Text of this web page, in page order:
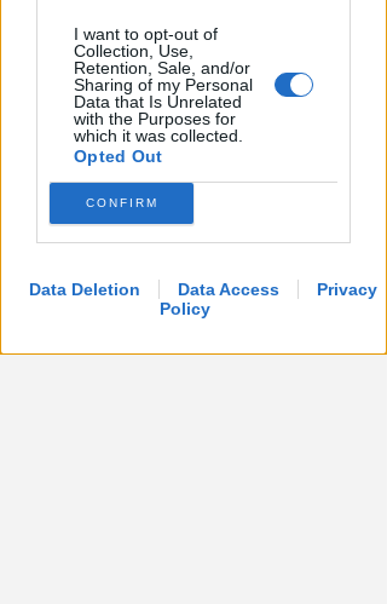
I want to opt-out of
Collection, Use,
Retention, Sale, and/or
Sharing of my Personal
Data that Is Unrelated
with the Purposes for
which it was collected.
Opted Out
CONFIRM
Data Deletion Data Access
Privacy
Policy